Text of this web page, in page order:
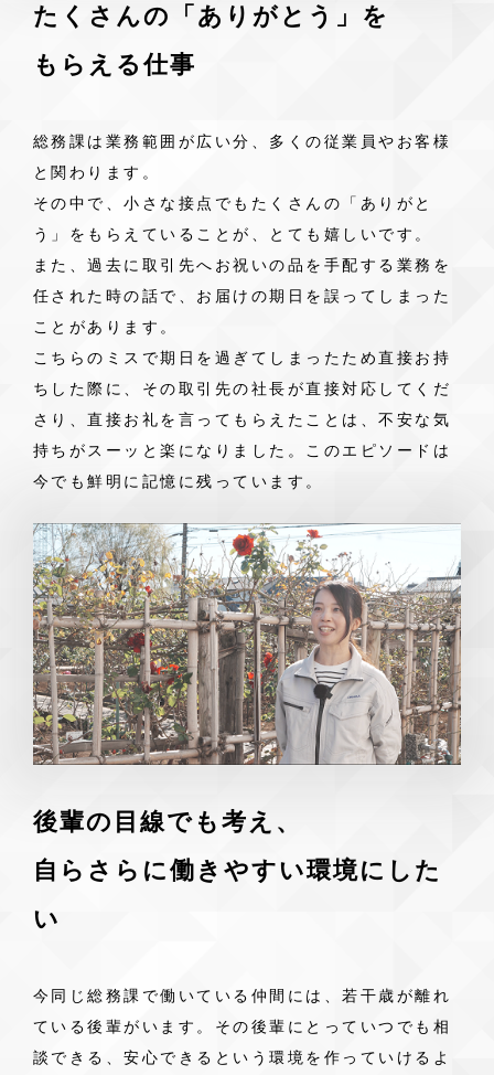
たくさんの「ありがとう」を
もらえる仕事
総務課は業務範囲が広い分、多くの従業員やお客様
と関わります。
その中で、小さな接点でもたくさんの「ありがと
う」をもらえていることが、とても嬉しいです。
また、過去に取引先へお祝いの品を手配する業務を
任された時の話で、お届けの期日を誤ってしまった
ことがあります。
こちらのミスで期日を過ぎてしまったため直接お持
ちした際に、その取引先の社長が直接対応してくだ
さり、直接お礼を言ってもらえたことは、不安な気
持ちがスーッと楽になりました。このエピソードは
今でも鮮明に記憶に残っています。
後輩の目線でも考え、
自らさらに働きやすい環境にした
い
今同じ総務課で働いている仲間には、若干歳が離れ
ている後輩がいます。その後輩にとっていつでも相
談できる、安心できるという環境を作っていけるよ